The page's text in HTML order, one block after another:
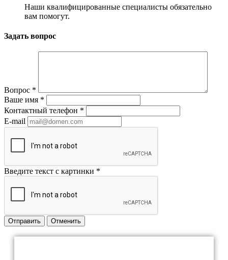
Наши квалифицированные специалисты обязательно
вам помогут.
Задать вопрос
Вопрос *
Ваше имя *
Контактный телефон *
E-mail
Введите текст с картинки *
Отправить Отменить